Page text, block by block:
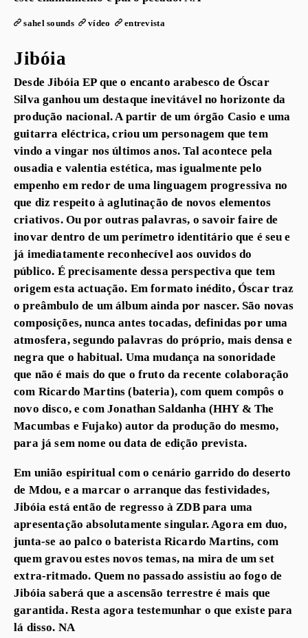
sahel sounds vídeo entrevista
Jibóia
Desde Jibóia EP que o encanto arabesco de Óscar
Silva ganhou um destaque inevitável no horizonte da
produção nacional. A partir de um órgão Casio e uma
guitarra eléctrica, criou um personagem que tem
vindo a vingar nos últimos anos. Tal acontece pela
ousadia e valentia estética, mas igualmente pelo
empenho em redor de uma linguagem progressiva no
que diz respeito à aglutinação de novos elementos
criativos. Ou por outras palavras, o savoir faire de
inovar dentro de um perímetro identitário que é seu e
já imediatamente reconhecível aos ouvidos do
público. É precisamente dessa perspectiva que tem
origem esta actuação. Em formato inédito, Óscar traz
o preâmbulo de um álbum ainda por nascer. São novas
composições, nunca antes tocadas, definidas por uma
atmosfera, segundo palavras do próprio, mais densa e
negra que o habitual. Uma mudança na sonoridade
que não é mais do que o fruto da recente colaboração
com Ricardo Martins (bateria), com quem compôs o
novo disco, e com Jonathan Saldanha (HHY & The
Macumbas e Fujako) autor da produção do mesmo,
para já sem nome ou data de edição prevista.
Em união espiritual com o cenário garrido do deserto
de Mdou, e a marcar o arranque das festividades,
Jibóia está então de regresso à ZDB para uma
apresentação absolutamente singular. Agora em duo,
junta-se ao palco o baterista Ricardo Martins, com
quem gravou estes novos temas, na mira de um set
extra-ritmado. Quem no passado assistiu ao fogo de
Jibóia saberá que a ascensão terrestre é mais que
garantida. Resta agora testemunhar o que existe para
lá disso. NA